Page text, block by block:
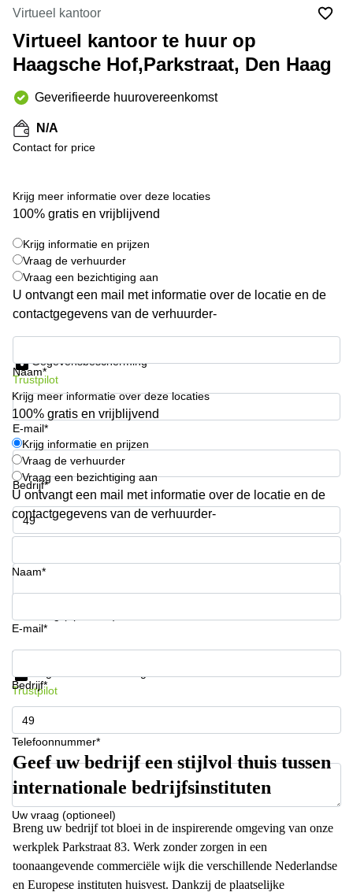
Hengelo
Hilversum
Hoofddorp
Deventer
Rotterdam
Tiel
Zwolle
Westpoort
Bodegraven-
Reeuwijk
Business
center
Arnhem
Business
Amsterdam
Westpoort
Hilversum
center
Den
Haag
Coworking
space
Breda
Arnhem
Kantoorruimte
in Arnhem
Coworking
space
Hilversum
Coworking
space
Zwolle
Huren
Hengelo
Bedrijfsruimte
Nijmegen
Virtueel kantoor
Virtueel kantoor te huur op
Haagsche Hof,Parkstraat, Den Haag
Geverifieerde huurovereenkomst
N/A
Contact for price
Krijg meer informatie over deze locaties
100% gratis en vrijblijvend
Krijg informatie en prijzen
Vraag de verhuurder
Vraag een bezichtiging aan
U ontvangt een mail met informatie over de locatie en de
contactgegevens van de verhuurder-
Naam*
E-mail*
Bedrijf*
Telefoonnummer*
Gegevensbescherming
Trustpilot
Krijg meer informatie over deze locaties
100% gratis en vrijblijvend
Krijg informatie en prijzen
Vraag de verhuurder
Vraag een bezichtiging aan
U ontvangt een mail met informatie over de locatie en de
contactgegevens van de verhuurder-
Naam*
E-mail*
Bedrijf*
Telefoonnummer*
Uw vraag (optioneel)
Krijg informatie en prijzen
Trustpilot
Geef uw bedrijf een stijlvol thuis tussen
internationale bedrijfsinstituten
Breng uw bedrijf tot bloei in de inspirerende omgeving van onze
werkplek Parkstraat 83. Werk zonder zorgen in een
toonaangevende commerciële wijk die verschillende Nederlandse
en Europese instituten huisvest. Dankzij de plaatselijke